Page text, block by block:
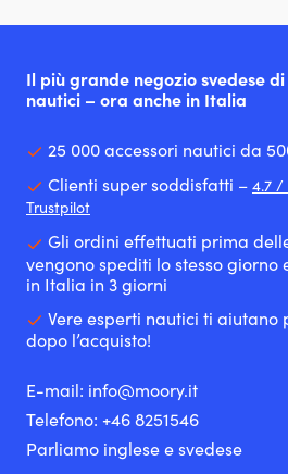
Il più grande negozio svedese
nautici – ora anche in Italia
25 000 accessori nautici da
Clienti super soddisfatti – 4.7 /
Trustpilot
Gli ordini effettuati prima
vengono spediti lo stesso giorno
in Italia in 3 giorni
Vere esperti nautici ti aiutano
dopo l’acquisto!
E-mail: info@moory.it
Telefono: +46 8251546
Parliamo inglese e svedese